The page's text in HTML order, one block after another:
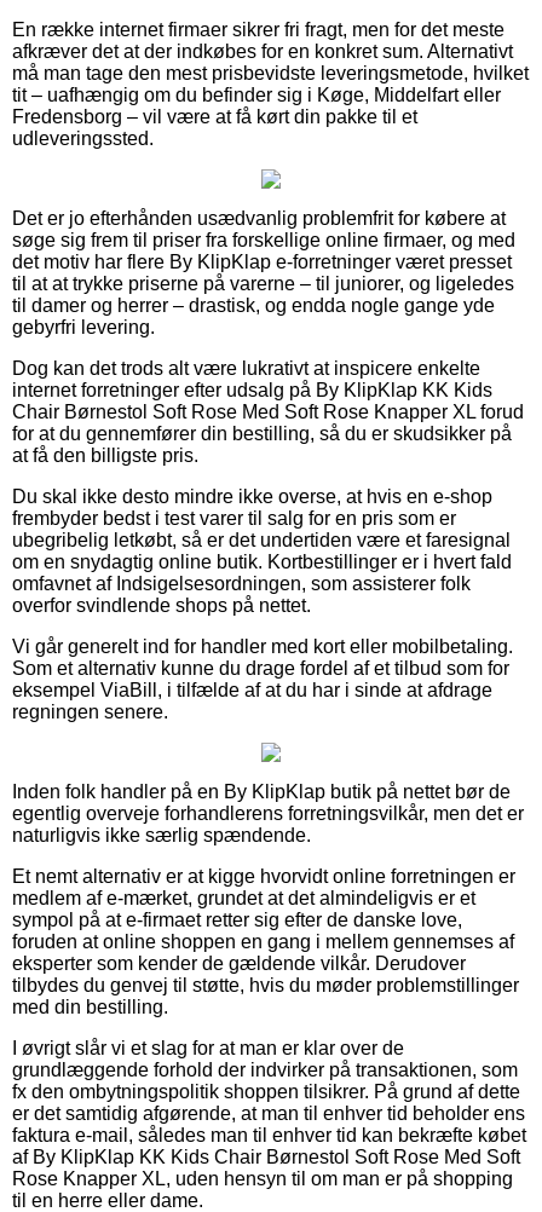
En række internet firmaer sikrer fri fragt, men for det meste
afkræver det at der indkøbes for en konkret sum. Alternativt
må man tage den mest prisbevidste leveringsmetode, hvilket
tit – uafhængig om du befinder sig i Køge, Middelfart eller
Fredensborg – vil være at få kørt din pakke til et
udleveringssted.
Det er jo efterhånden usædvanlig problemfrit for købere at
søge sig frem til priser fra forskellige online firmaer, og med
det motiv har flere By KlipKlap e-forretninger været presset
til at at trykke priserne på varerne – til juniorer, og ligeledes
til damer og herrer – drastisk, og endda nogle gange yde
gebyrfri levering.
Dog kan det trods alt være lukrativt at inspicere enkelte
internet forretninger efter udsalg på By KlipKlap KK Kids
Chair Børnestol Soft Rose Med Soft Rose Knapper XL forud
for at du gennemfører din bestilling, så du er skudsikker på
at få den billigste pris.
Du skal ikke desto mindre ikke overse, at hvis en e-shop
frembyder bedst i test varer til salg for en pris som er
ubegribelig letkøbt, så er det undertiden være et faresignal
om en snydagtig online butik. Kortbestillinger er i hvert fald
omfavnet af Indsigelsesordningen, som assisterer folk
overfor svindlende shops på nettet.
Vi går generelt ind for handler med kort eller mobilbetaling.
Som et alternativ kunne du drage fordel af et tilbud som for
eksempel ViaBill, i tilfælde af at du har i sinde at afdrage
regningen senere.
Inden folk handler på en By KlipKlap butik på nettet bør de
egentlig overveje forhandlerens forretningsvilkår, men det er
naturligvis ikke særlig spændende.
Et nemt alternativ er at kigge hvorvidt online forretningen er
medlem af e-mærket, grundet at det almindeligvis er et
sympol på at e-firmaet retter sig efter de danske love,
foruden at online shoppen en gang i mellem gennemses af
eksperter som kender de gældende vilkår. Derudover
tilbydes du genvej til støtte, hvis du møder problemstillinger
med din bestilling.
I øvrigt slår vi et slag for at man er klar over de
grundlæggende forhold der indvirker på transaktionen, som
fx den ombytningspolitik shoppen tilsikrer. På grund af dette
er det samtidig afgørende, at man til enhver tid beholder ens
faktura e-mail, således man til enhver tid kan bekræfte købet
af By KlipKlap KK Kids Chair Børnestol Soft Rose Med Soft
Rose Knapper XL, uden hensyn til om man er på shopping
til en herre eller dame.